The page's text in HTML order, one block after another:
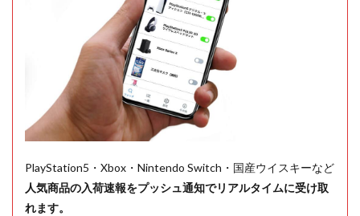
PlayStation5・Xbox・Nintendo Switch・国産ウイスキーなど
人気商品の入荷速報をプッシュ通知でリアルタイムに受け取
れます。